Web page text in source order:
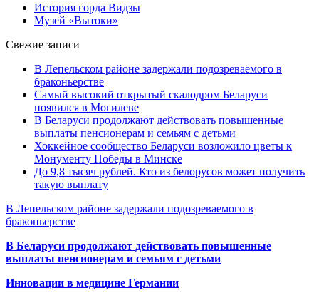
История горда Видзы
Музей «Вытоки»
Свежие записи
В Лепельском районе задержали подозреваемого в
браконьерстве
Самый высокий открытый скалодром Беларуси
появился в Могилеве
В Беларуси продолжают действовать повышенные
выплаты пенсионерам и семьям с детьми
Хоккейное сообщество Беларуси возложило цветы к
Монументу Победы в Минске
До 9,8 тысяч рублей. Кто из белорусов может получить
такую выплату
В Лепельском районе задержали подозреваемого в
браконьерстве
В Беларуси продолжают действовать повышенные
выплаты пенсионерам и семьям с детьми
Инновации в медицине Германии